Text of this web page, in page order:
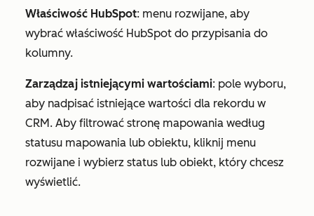
Właściwość HubSpot: menu rozwijane, aby
wybrać właściwość HubSpot do przypisania do
kolumny.
Zarządzaj istniejącymi wartościami: pole wyboru,
aby nadpisać istniejące wartości dla rekordu w
CRM. Aby filtrować stronę mapowania według
statusu mapowania lub obiektu, kliknij menu
rozwijane i wybierz status lub obiekt, który chcesz
wyświetlić.